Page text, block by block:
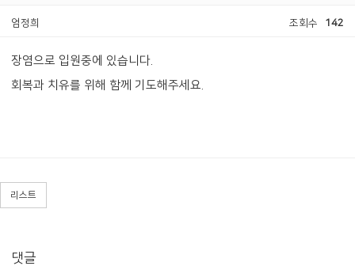
엄정희 조회수 142
장염으로 입원중에 있습니다.
회복과 치유를 위해 함께 기도해주세요.
리스트
댓글